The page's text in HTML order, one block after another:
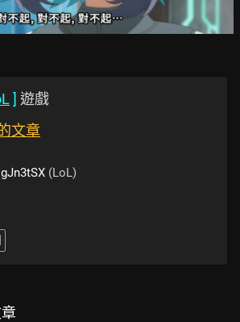
] 遊戲
文章
(LoL)